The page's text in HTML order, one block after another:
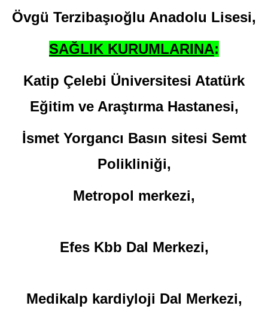
Övgü Terzibaşıoğlu Anadolu Lisesi,
SAĞLIK KURUMLARINA:
Katip Çelebi Üniversitesi Atatürk
Eğitim ve Araştırma Hastanesi,
İsmet Yorgancı Basın sitesi Semt
Polikliniği,
Metropol merkezi,
Efes Kbb Dal Merkezi,
Medikalp kardiyloji Dal Merkezi,